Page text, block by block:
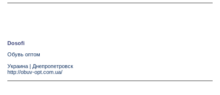
Dosofi
Обувь оптом
Украина | Днепропетровск
http://obuv-opt.com.ua/